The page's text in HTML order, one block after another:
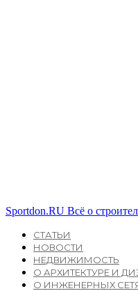
Sportdon.RU Всё о
СТАТЬИ
НОВОСТИ
НЕДВИЖИМОСТЬ
О АРХИТЕКТУРЕ И
О ИНЖЕНЕРНЫХ